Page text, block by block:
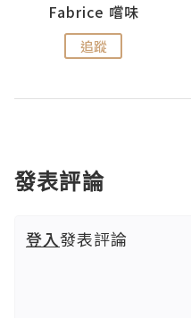
Fabrice 嚐味
追蹤
發表評論
登入發表評論